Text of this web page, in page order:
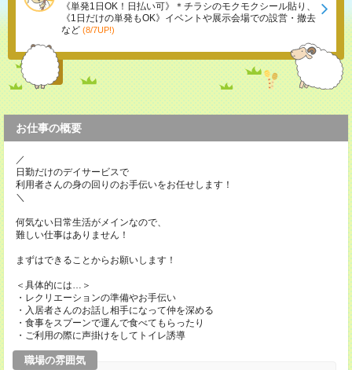
《単発1日OK！日払い可》＊チラシのモクモクシール貼り、
《1日だけの単発もOK》イベントや展示会場での設営・撤去
など (8/7UP!)
お仕事の概要
／
日勤だけのデイサービスで
利用者さんの身の回りのお手伝いをお任せします！
＼
何気ない日常生活がメインなので、
難しい仕事はありません！
まずはできることからお願いします！
＜具体的には…＞
・レクリエーションの準備やお手伝い
・入居者さんのお話し相手になって仲を深める
・食事をスプーンで運んで食べてもらったり
・ご利用の際に声掛けをしてトイレ誘導
職場の雰囲気